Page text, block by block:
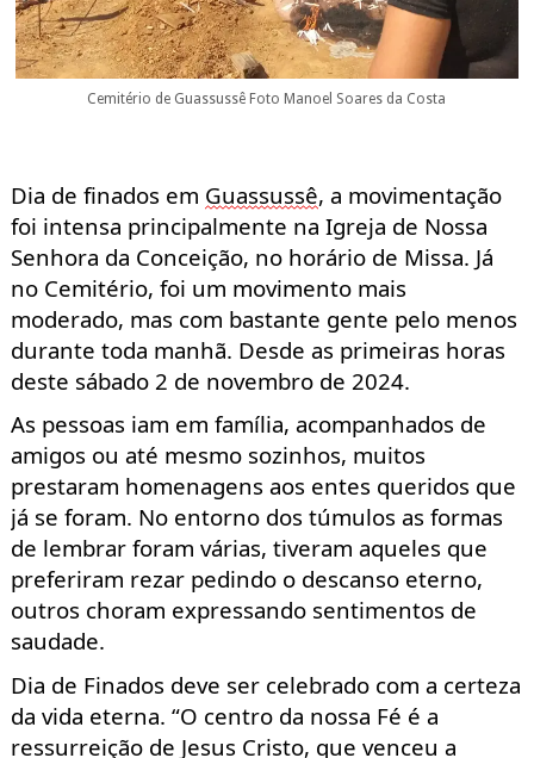
Cemitério de Guassussê Foto Manoel Soares da Costa
Dia de finados em Guassussê, a movimentação
foi intensa principalmente na Igreja de Nossa
Senhora da Conceição, no horáriode Missa. Já
no Cemitério, foi um movimento mais
moderado, mas com bastante gente pelo menos
durante toda manhã. Desde as primeiras horas
deste sábado 2 de novembro de 2024.
As pessoas iam em família, acompanhados de
amigos ou até mesmo sozinhos, muitos
prestaram homenagens aos entes queridos que
já se foram. No entorno dos túmulos as formas
de lembrar foram várias, tiveram aqueles que
preferiram rezarpedindo o descanso eterno,
outros choram expressando sentimentos de
saudade.
Dia de Finados deve ser celebrado com a certeza
da vida eterna. “O centro da nossa Fé é a
ressurreição de Jesus Cristo, que venceu a